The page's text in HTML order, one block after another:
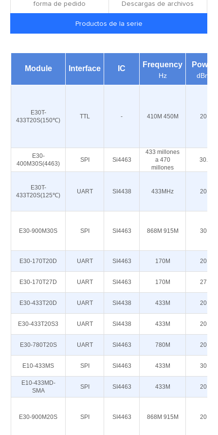
forma de pedido Descargas de archivos
Productos de la serie
Module Interface IC Frequency
Hz
Power
dBm
E30T-
433T20S(150℃)
TTL - 410M 450M 20
E30-
400M30S(4463)
SPI Si4463
433 millones
a 470
millones
30.
E30T-
433T20S(125℃)
UART SI4438 433MHz 20
E30-900M30S SPI SI4463 868M 915M 30
E30-170T20D UART SI4463 170M 20
E30-170T27D UART SI4463 170M 27
E30-433T20D UART SI4438 433M 20
E30-433T20S3 UART SI4438 433M 20
E30-780T20S UART SI4463 780M 20
E10-433MS SPI SI4463 433M 30
E10-433MD-
SMA
SPI SI4463 433M 20
E30-900M20S SPI SI4463 868M 915M 20